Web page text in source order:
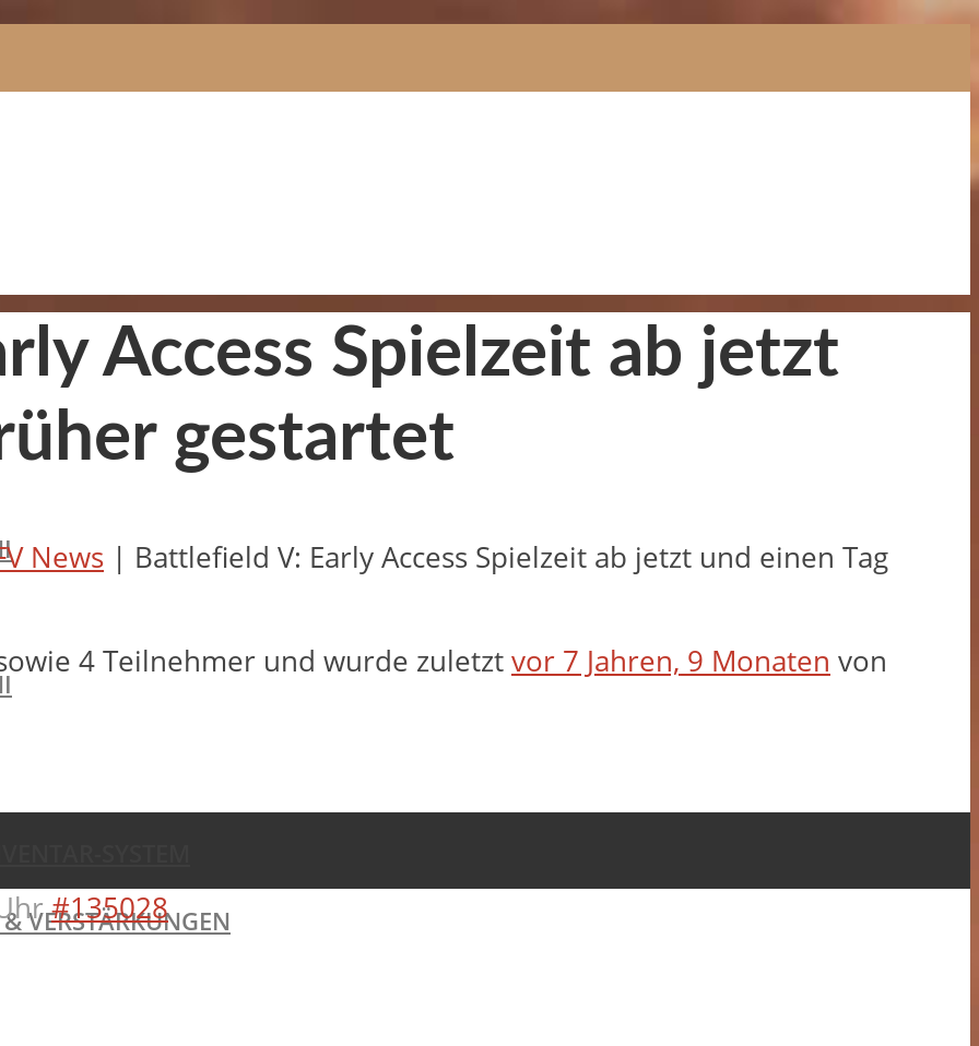
VERSTÄRKUNGEN
Access Spielzeit ab jetzt
gestartet
News | Battlefield V: Early Access Spielzeit ab jetzt und einen Tag
4 Teilnehmer und wurde zuletzt vor 7 Jahren, 9 Monaten von
#135028